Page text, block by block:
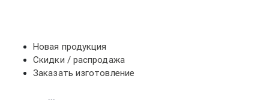
Новая продукция
Скидки / распродажа
Заказать изготовление